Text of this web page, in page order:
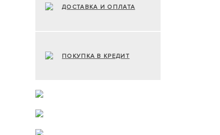
ДОСТАВКА И ОПЛАТА
ПОКУПКА В КРЕДИТ